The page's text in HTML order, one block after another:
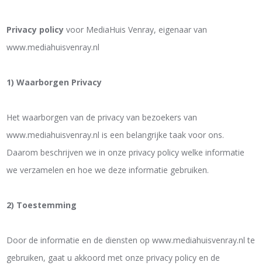
Privacy policy voor MediaHuis Venray, eigenaar van
www.mediahuisvenray.nl
1) Waarborgen Privacy
Het waarborgen van de privacy van bezoekers van
www.mediahuisvenray.nl is een belangrijke taak voor ons.
Daarom beschrijven we in onze privacy policy welke informatie
we verzamelen en hoe we deze informatie gebruiken.
2) Toestemming
Door de informatie en de diensten op www.mediahuisvenray.nl te
gebruiken, gaat u akkoord met onze privacy policy en de